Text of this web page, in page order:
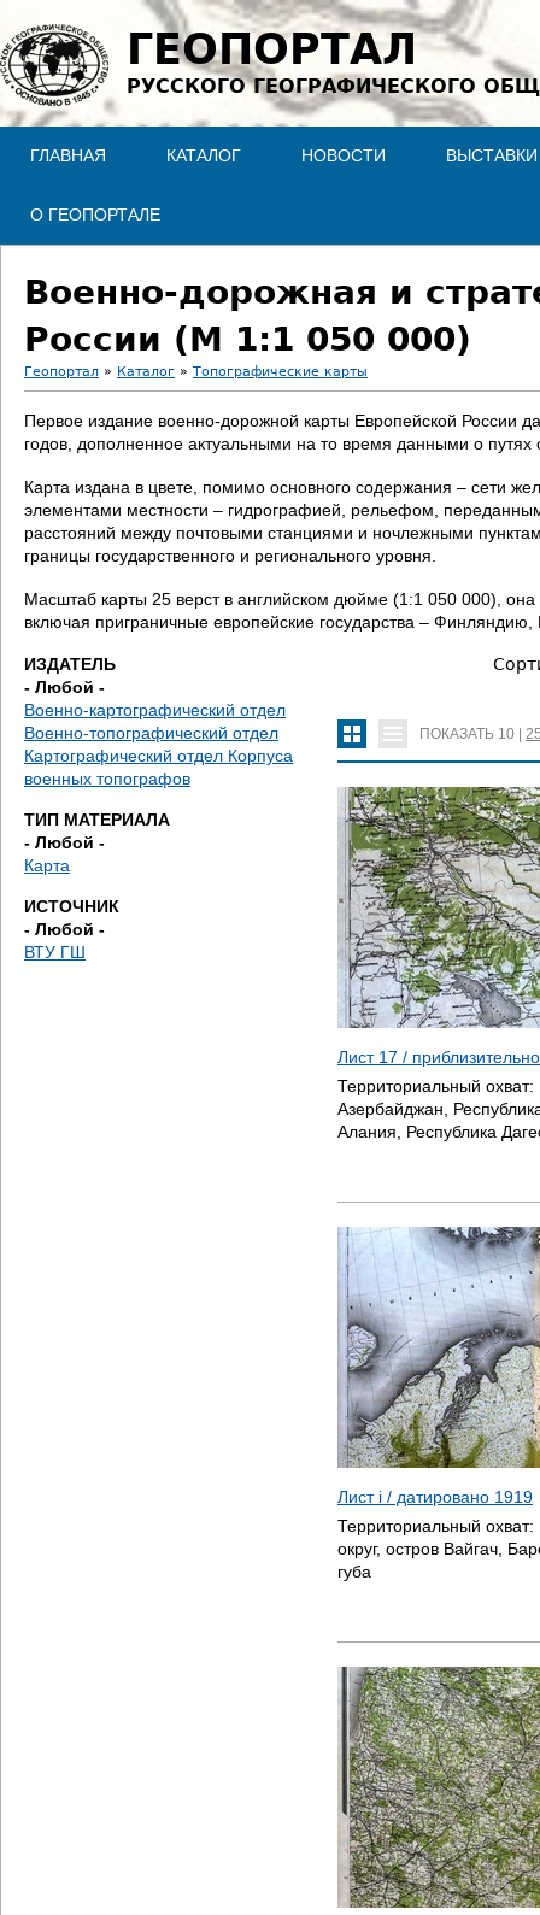
Jump to navigation
ГЕОПОРТАЛ
РУССКОГО ГЕОГРАФИЧЕСКОГО
ГЛАВНАЯ КАТАЛОГ НОВОСТИ ВЫСТАВКИ
О ГЕОПОРТАЛЕ
Военно-дорожная и
России (М 1:1 050 000)
В
ы
з
д
е
ь
Геопортал » Каталог » Топографические карты
Первое издание военно-дорожной карты Европейской России
годов, дополненное актуальными на то время данными о
Карта издана в цвете, помимо основного содержания – сети
элементами местности – гидрографией, рельефом,
расстояний между почтовыми станциями и ночлежными
границы государственного и регионального уровня.
Масштаб карты 25 верст в английском дюйме (1:1 050 000),
включая приграничные европейские государства –
ИЗДАТЕЛЬ
- Любой -
Военно-картографический отдел
Военно-топографический отдел
Картографический отдел Корпуса
военных топографов
ТИП МАТЕРИАЛА
- Любой -
Карта
ИСТОЧНИК
- Любой -
ВТУ ГШ
ПОКАЗАТЬ 10
Лист 17 /
Территориальный охват:
Азербайджан,
Алания, Республика
Лист i / датировано 1919
Территориальный охват:
округ, остров Вайгач,
губа